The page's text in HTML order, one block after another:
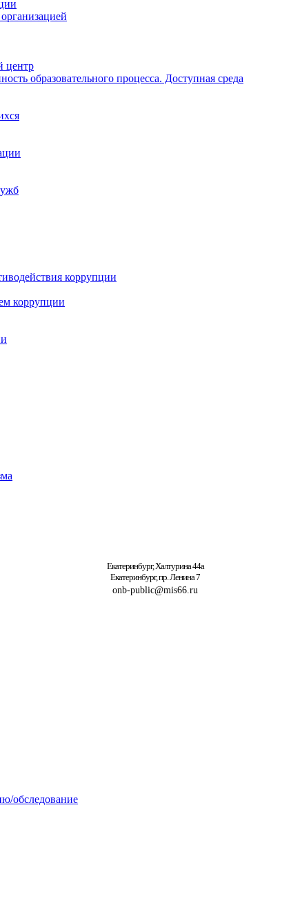
центр
образовательного процесса. Доступная среда
коррупции
коррупции
Екатеринбург, Халтурина 44а
Екатеринбург, пр. Ленина 7
onb-public@mis66.ru
обследование